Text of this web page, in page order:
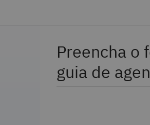
Preencha o
guia de